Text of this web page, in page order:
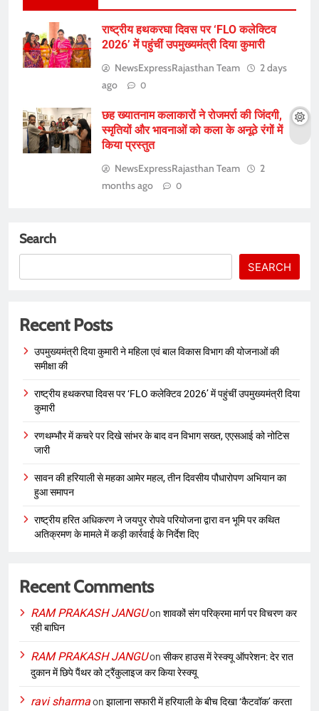
राष्ट्रीय हथकरघा दिवस पर ‘FLO कलेक्टिव
2026’ में पहुंचीं उपमुख्यमंत्री दिया कुमारी
NewsExpressRajasthan Team
2 days
ago
0
छह ख्यातनाम कलाकारों ने रोजमर्रा की जिंदगी,
स्मृतियों और भावनाओं को कला के अनूठे रंगों में
किया प्रस्तुत
NewsExpressRajasthan Team
2
months ago
0
Search
SEARCH
Recent Posts
उपमुख्यमंत्री दिया कुमारी ने महिला एवं बाल विकास विभाग की योजनाओं की
समीक्षा की
राष्ट्रीय हथकरघा दिवस पर ‘FLO कलेक्टिव 2026’ में पहुंचीं उपमुख्यमंत्री दिया
कुमारी
रणथम्भौर में कचरे पर दिखे सांभर के बाद वन विभाग सख्त, एएसआई को नोटिस
जारी
सावन की हरियाली से महका आमेर महल, तीन दिवसीय पौधारोपण अभियान का
हुआ समापन
राष्ट्रीय हरित अधिकरण ने जयपुर रोपवे परियोजना द्वारा वन भूमि पर कथित
अतिक्रमण के मामले में कड़ी कार्रवाई के निर्देश दिए
Recent Comments
RAM PRAKASH JANGUon शावकों संग परिक्रमा मार्ग पर विचरण कर
रही बाघिन
RAM PRAKASH JANGUon सीकर हाउस में रेस्क्यू ऑपरेशन: देर रात
दुकान में छिपे पैंथर को ट्रैंकुलाइज कर किया रेस्क्यू
ravi sharmaon झालाना सफारी में हरियाली के बीच दिखा ‘कैटवॉक’ करता